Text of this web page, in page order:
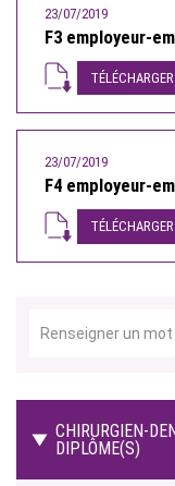
CHIRURGIEN-
DIPLÔME(S)
23/07/2019
F3 employeur-
TÉLÉCHARGER
23/07/2019
F4 employeur-
TÉLÉCHARGER